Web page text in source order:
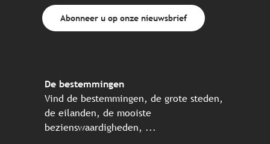
Abonneer u op onze nieuwsbrief
De bestemmingen
Vind de bestemmingen, de grote steden,
de eilanden, de mooiste
bezienswaardigheden, ...